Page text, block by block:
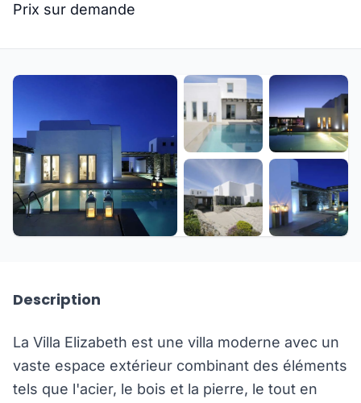
Prix sur demande
Description
La Villa Elizabeth est une villa moderne avec un
vaste espace extérieur combinant des éléments
tels que l'acier, le bois et la pierre, le tout en